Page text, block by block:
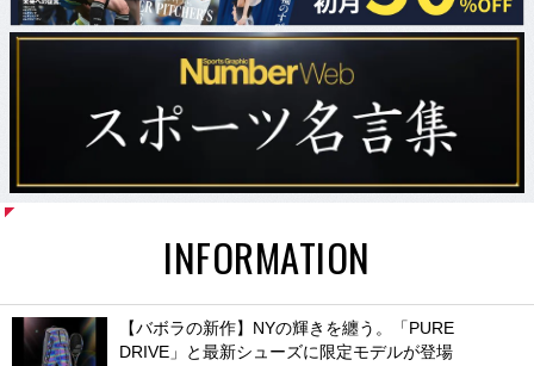
INFORMATION
【バボラの新作】NYの輝きを纏う。「PURE
DRIVE」と最新シューズに限定モデルが登場